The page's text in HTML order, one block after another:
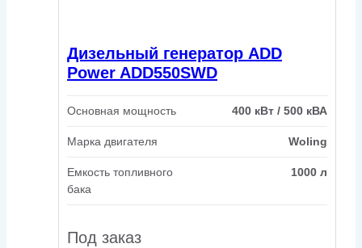
Дизельный генератор ADD
Power ADD550SWD
Основная мощность 400 кВт / 500 кВА
Марка двигателя Woling
Емкость топливного
бака
1000 л
Под заказ